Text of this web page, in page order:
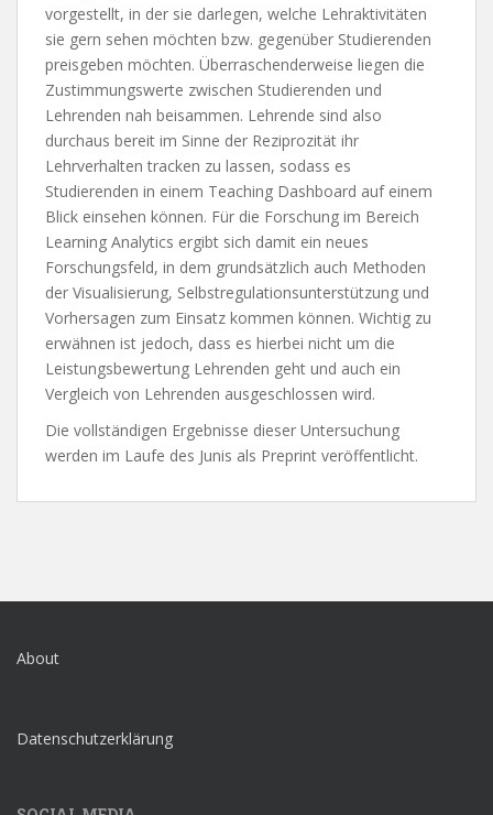
vorgestellt, in der sie darlegen, welche Lehraktivitäten
sie gern sehen möchten bzw. gegenüber Studierenden
preisgeben möchten. Überraschenderweise liegen die
Zustimmungswerte zwischen Studierenden und
Lehrenden nah beisammen. Lehrende sind also
durchaus bereit im Sinne der Reziprozität ihr
Lehrverhalten tracken zu lassen, sodass es
Studierenden in einem Teaching Dashboard auf einem
Blick einsehen können. Für die Forschung im Bereich
Learning Analytics ergibt sich damit ein neues
Forschungsfeld, in dem grundsätzlich auch Methoden
der Visualisierung, Selbstregulationsunterstützung und
Vorhersagen zum Einsatz kommen können. Wichtig zu
erwähnen ist jedoch, dass es hierbei nicht um die
Leistungsbewertung Lehrenden geht und auch ein
Vergleich von Lehrenden ausgeschlossen wird.
Die vollständigen Ergebnisse dieser Untersuchung
werden im Laufe des Junis als Preprint veröffentlicht.
About
Datenschutzerklärung